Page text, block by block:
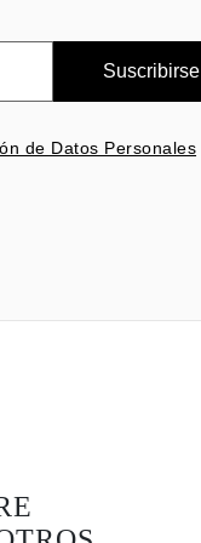
Suscribirse
de Datos Personales